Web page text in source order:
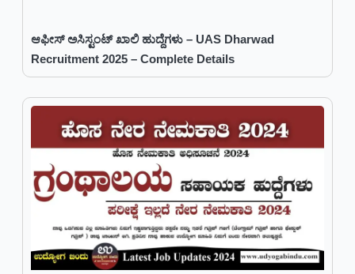
ಆಫೀಸ್ ಅಸಿಸ್ಟಂಟ್ ಖಾಲಿ ಹುದ್ದೆಗಳು – UAS Dharwad
Recruitment 2025 – Complete Details